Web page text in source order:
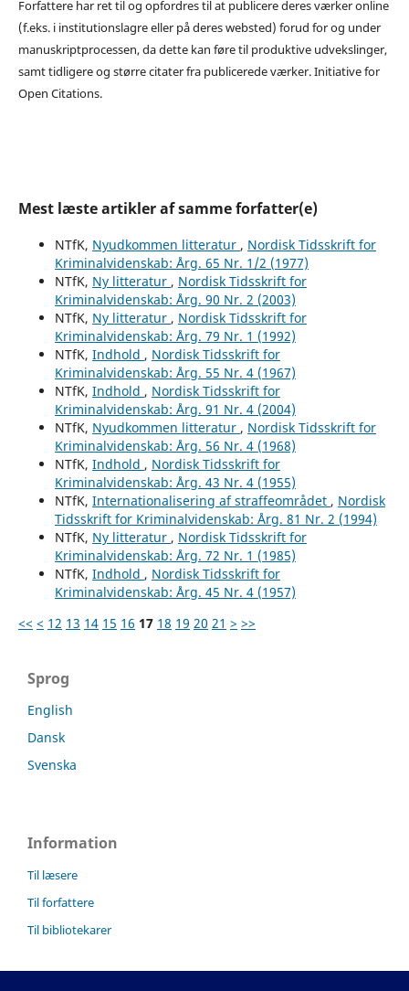
Forfattere har ret til og opfordres til at publicere deres værker online
(f.eks. i institutionslagre eller på deres websted) forud for og under
manuskriptprocessen, da dette kan føre til produktive udvekslinger,
samt tidligere og større citater fra publicerede værker. Initiative for
Open Citations.
Mest læste artikler af samme forfatter(e)
NTfK, Nyudkommen litteratur , Nordisk Tidsskrift for
Kriminalvidenskab: Årg. 65 Nr. 1/2 (1977)
NTfK, Ny litteratur , Nordisk Tidsskrift for
Kriminalvidenskab: Årg. 90 Nr. 2 (2003)
NTfK, Ny litteratur , Nordisk Tidsskrift for
Kriminalvidenskab: Årg. 79 Nr. 1 (1992)
NTfK, Indhold , Nordisk Tidsskrift for
Kriminalvidenskab: Årg. 55 Nr. 4 (1967)
NTfK, Indhold , Nordisk Tidsskrift for
Kriminalvidenskab: Årg. 91 Nr. 4 (2004)
NTfK, Nyudkommen litteratur , Nordisk Tidsskrift for
Kriminalvidenskab: Årg. 56 Nr. 4 (1968)
NTfK, Indhold , Nordisk Tidsskrift for
Kriminalvidenskab: Årg. 43 Nr. 4 (1955)
NTfK, Internationalisering af straffeområdet , Nordisk
Tidsskrift for Kriminalvidenskab: Årg. 81 Nr. 2 (1994)
NTfK, Ny litteratur , Nordisk Tidsskrift for
Kriminalvidenskab: Årg. 72 Nr. 1 (1985)
NTfK, Indhold , Nordisk Tidsskrift for
Kriminalvidenskab: Årg. 45 Nr. 4 (1957)
<< < 12 13 14 15 16 17 18 19 20 21 > >>
Sprog
English
Dansk
Svenska
Information
Til læsere
Til forfattere
Til bibliotekarer